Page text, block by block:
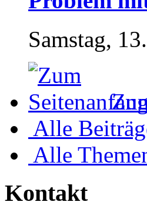
Samstag,
Alle
Alle
Kontakt